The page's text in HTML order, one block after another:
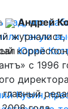
рад, что
такую
Юрий
Кузин,
Андрей
с 1996
главный